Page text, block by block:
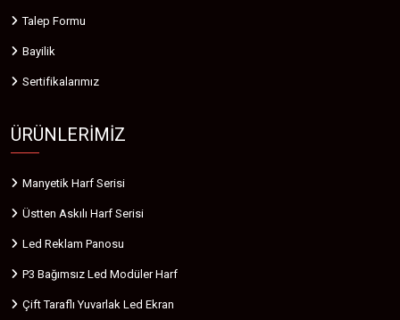
Talep Formu
Bayilik
Sertifikalarımız
ÜRÜNLERIMIZ
Manyetik Harf Serisi
Üstten Askılı Harf Serisi
Led Reklam Panosu
P3 Bağımsız Led Modüler Harf
Çift Taraflı Yuvarlak Led Ekran